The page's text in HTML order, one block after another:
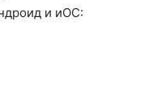
и иОС: